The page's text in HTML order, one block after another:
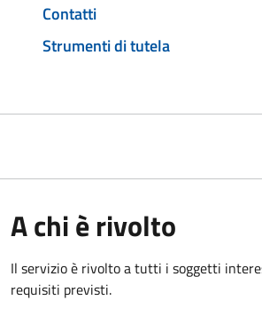
Contatti
Strumenti di tutela
A chi è rivolto
Il servizio è rivolto a tutti i soggetti
requisiti previsti.